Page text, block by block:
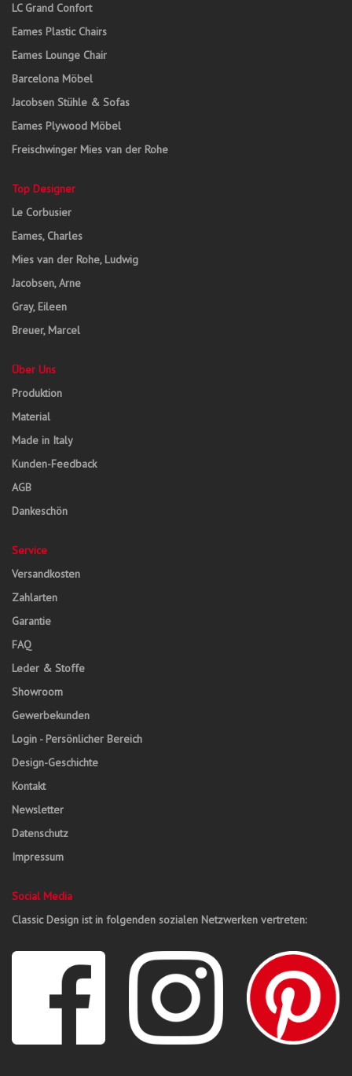
LC Grand Confort
Eames Plastic Chairs
Eames Lounge Chair
Barcelona Möbel
Jacobsen Stühle & Sofas
Eames Plywood Möbel
Freischwinger Mies van der Rohe
Top Designer
Le Corbusier
Eames, Charles
Mies van der Rohe, Ludwig
Jacobsen, Arne
Gray, Eileen
Breuer, Marcel
Über Uns
Produktion
Material
Made in Italy
Kunden-Feedback
AGB
Dankeschön
Service
Versandkosten
Zahlarten
Garantie
FAQ
Leder & Stoffe
Showroom
Gewerbekunden
Login - Persönlicher Bereich
Design-Geschichte
Kontakt
Newsletter
Datenschutz
Impressum
Social Media
Classic Design ist in folgenden sozialen Netzwerken vertreten: